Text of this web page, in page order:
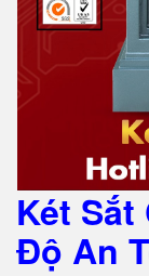
Két
Độ An